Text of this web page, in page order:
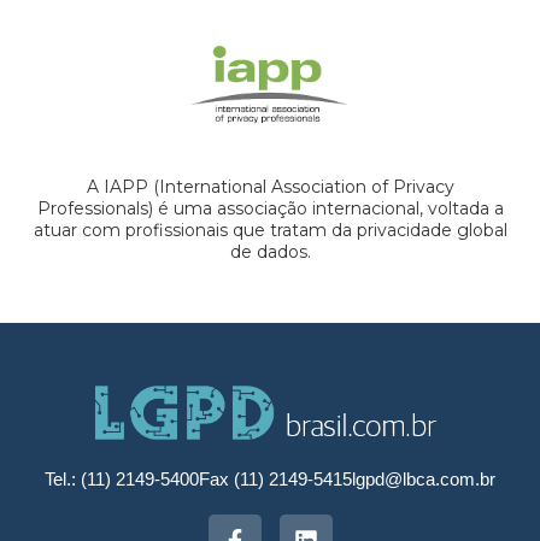
A IAPP (International Association of Privacy
Professionals) é uma associação internacional, voltada a
atuar com profissionais que tratam da privacidade global
de dados.
Tel.: (11) 2149-5400Fax (11) 2149-5415lgpd@lbca.com.br